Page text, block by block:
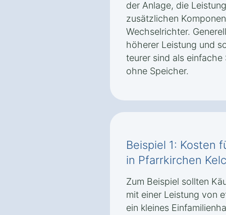
der Anlage, die
zusätzlichen
Wechselrichter.
höherer Leistung und
teurer sind als einfache
ohne Speicher.
Beispiel 1: Kosten
in Pfarrkirchen
Zum Beispiel sollten
mit einer Leistung von
ein kleines